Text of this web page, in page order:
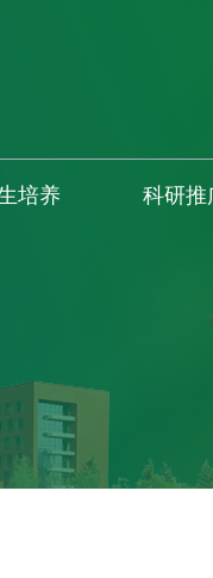
培养 科研推